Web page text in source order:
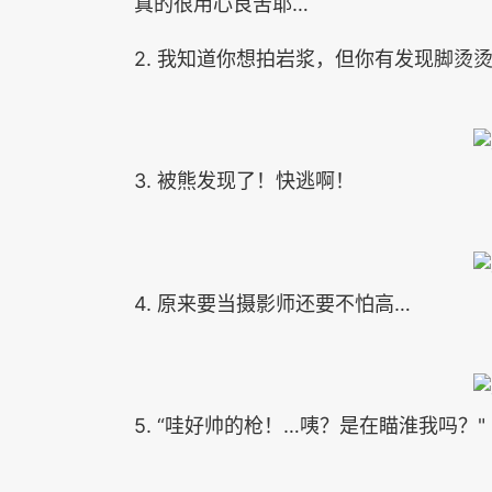
2. 我知道你想拍岩浆，但你有发现脚烫
3. 被熊发现了！快逃啊！
4. 原来要当摄影师还要不怕高…
5. “哇好帅的枪！…咦？是在瞄淮我吗？"